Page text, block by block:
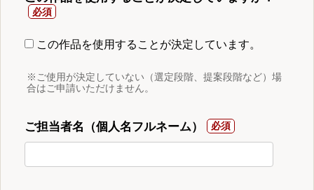
この作品を使用することが決定しています。
※ご使用が決定していない（選定段階、提案段階など）場
合はご申請いただけません。
ご担当者名（個人名フルネーム）